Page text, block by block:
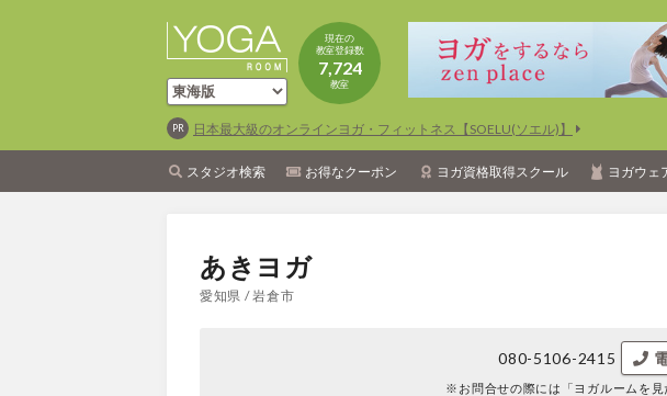
現在の
教室登録数
7,724
教室
日本最大級のオンラインヨガ・フィットネス【SOELU(ソエル)】
スタジオ検索 お得なクーポン ヨガ資格取得スクール ヨガウェ
あきヨガ
愛知県 / 岩倉市
080-5106-2415
※お問合せの際には 「ヨガルームを